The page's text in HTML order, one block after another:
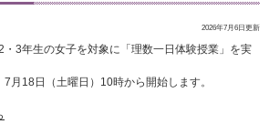
2026年7月6日更新
3年生の女子を対象に「理数一日体験授業」を実
月18日（土曜日） 10時から開始します。